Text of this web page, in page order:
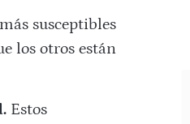
susceptibles
los otros están
Estos